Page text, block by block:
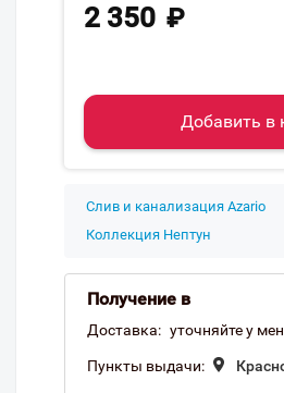
2 350 ₽
Добавить в
Слив и канализация Azario
Коллекция Нептун
Получение в
Доставка: уточняйте у
Пункты выдачи: